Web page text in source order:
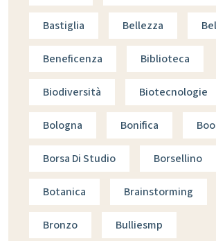
Bastiglia Bellezza
Beneficenza Biblioteca
Biodiversità Biotecnologie
Bologna Bonifica
Borsa Di Studio Borsellino
Botanica Brainstorming
Bronzo Bulliesmp